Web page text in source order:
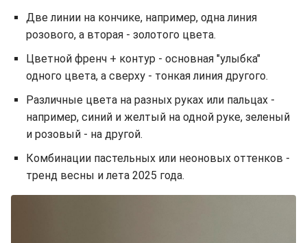
Две линии на кончике, например, одна линия
розового, а вторая - золотого цвета.
Цветной френч + контур - основная "улыбка"
одного цвета, а сверху - тонкая линия другого.
Различные цвета на разных руках или пальцах -
например, синий и желтый на одной руке, зеленый
и розовый - на другой.
Комбинации пастельных или неоновых оттенков -
тренд весны и лета 2025 года.